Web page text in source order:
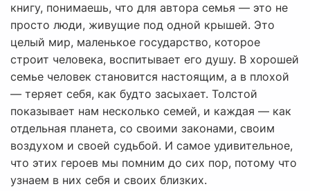
книгу, понимаешь, что для автора семья — это не
просто люди, живущие под одной крышей. Это
целый мир, маленькое государство, которое
строит человека, воспитывает его душу. В хорошей
семье человек становится настоящим, а в плохой
— теряет себя, как будто засыхает. Толстой
показывает нам несколько семей, и каждая — как
отдельная планета, со своими законами, своим
воздухом и своей судьбой. И самое удивительное,
что этих героев мы помним до сих пор, потому что
узнаем в них себя и своих близких.